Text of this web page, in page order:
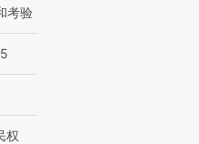
考验
权